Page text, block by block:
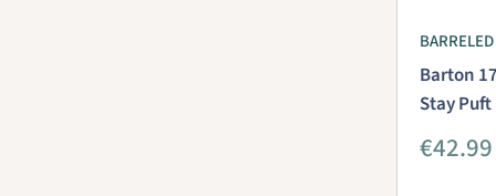
Barton
Stay Puft
€42.99